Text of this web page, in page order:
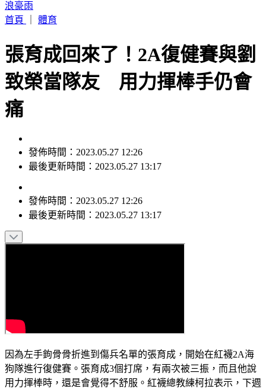
首頁｜
張育成回來了！2A復健賽與劉
致榮當隊友 用力揮棒手仍會
痛
最後更新時間：2023.05.27 13:17
最後更新時間：2023.05.27 13:17
狗隊進行復健賽。張育成3個打席，有兩次被三振，而且他說
用力揮棒時，還是會覺得不舒服。紅襪總教練柯拉表示，下週
一，紅襪將會討論張育成的復原狀況，再評估他何時能回到大